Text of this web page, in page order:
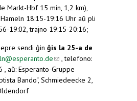
Markt-Hbf 15 min, 1,2 km),
18:15-19:16 Uhr aŭ pli
19:02, trajno 19:15-20:16;
sendi ĝin ĝis la 25-a de
(link sends e-
mail)
, telefono:
aŭ: Esperanto-Gruppe
Bando“, Schmiedeecke 2,